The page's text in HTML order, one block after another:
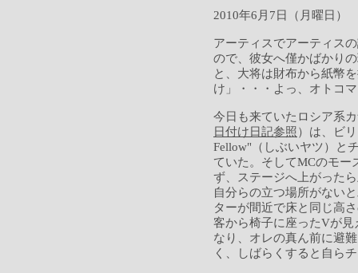
2010年6月7日（月曜日）
アーティスでアーティス
ので、彼女へ僅かばかり
と、大将は財布から紙幣
け」・・・よっ、オトコ
今日も来ていたロシア系
日付け日記参照）は、ビ
Fellow"（しぶいヤツ）と
ていた。そしてMCのモー
ず、ステージへ上がった
自分らの立つ場所がない
ターが間近で床と同じ高
客から椅子に座ったVが
なり、オレの真ん前に避
く、しばらくすると自ら